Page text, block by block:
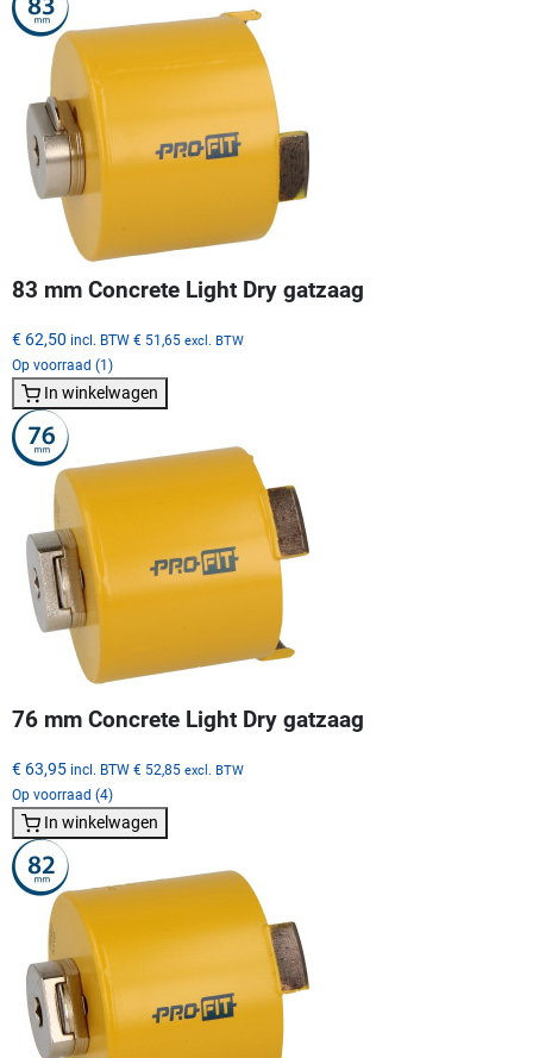
83 mm Concrete Light Dry gatzaag
€ 62,50 incl. BTW € 51,65 excl. BTW
Op voorraad (1)
In winkelwagen
76 mm Concrete Light Dry gatzaag
€ 63,95 incl. BTW € 52,85 excl. BTW
Op voorraad (4)
In winkelwagen